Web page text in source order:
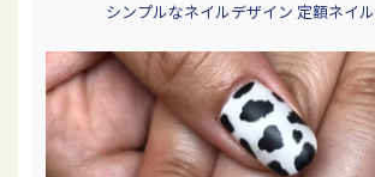
シンプルなネイルデザイン 定額ネイ